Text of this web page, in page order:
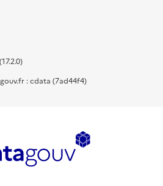
: cdata (7ad44f4)